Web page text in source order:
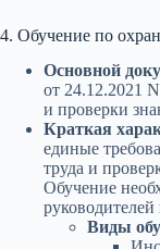
4. Обучение по
Основной
от 24.12.2021
и проверки
Краткая
единые
труда и
Обучение
Виды